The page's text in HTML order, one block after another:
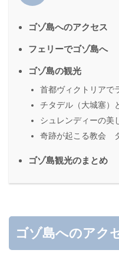
ゴゾ島へのアクセス
フェリーでゴゾ島へ
ゴゾ島の観光
首都ヴィクトリアで
チタデル（大城塞）
シュレンディーの美
奇跡が起こる教会
ゴゾ島観光のまとめ
ゴゾ島へのアク